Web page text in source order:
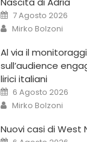
7 Agosto 2026
Mirko Bolzoni
Al via il
sull’audience
lirici italiani
6 Agosto 2026
Mirko Bolzoni
Nuovi casi di West